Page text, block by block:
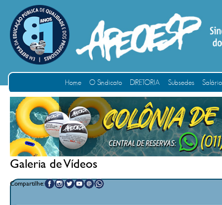
Home O Sindicato DIRETORIA Subsedes
Galeria de Vídeos
Compartilhe: